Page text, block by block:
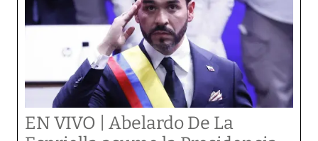
EN VIVO | Abelardo De La